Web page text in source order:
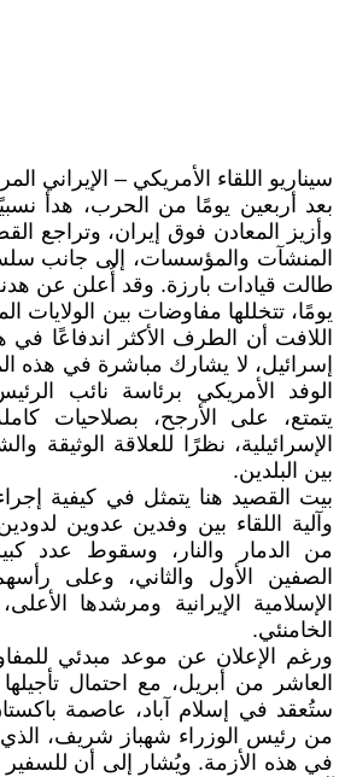
سيناريو اللقاء الأمريكي – الإيراني
بعد أربعين يومًا من الحرب، هدأ
وأزيز المعادن فوق إيران، وتراجع
المنشآت والمؤسسات، إلى جانب
طالت قيادات بارزة. وقد أُعلن عن
يومًا، تتخللها مفاوضات بين الولايات
اللافت أن الطرف الأكثر اندفاعًا في
إسرائيل، لا يشارك مباشرة في هذه
الوفد الأمريكي برئاسة نائب
يتمتع، على الأرجح، بصلاحيات
الإسرائيلية، نظرًا للعلاقة الوثيقة
بين البلدين.
بيت القصيد هنا يتمثل في كيفية
وآلية اللقاء بين وفدين عدوين
من الدمار والنار، وسقوط عدد
الصفين الأول والثاني، وعلى
الإسلامية الإيرانية ومرشدها
الخامنئي.
ورغم الإعلان عن موعد مبدئي
العاشر من أبريل، مع احتمال
ستُعقد في إسلام آباد، عاصمة
من رئيس الوزراء شهباز شريف،
في هذه الأزمة. ويُشار إلى أن للسفير